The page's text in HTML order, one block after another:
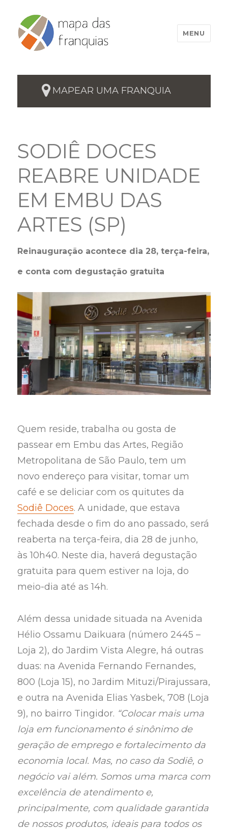
MENU
MAPEAR UMA FRANQUIA
SODIÊ DOCES
REABRE UNIDADE
EM EMBU DAS
ARTES (SP)
Reinauguração acontece dia 28, terça-feira,
e conta com degustação gratuita
Quem reside, trabalha ou gosta de
passear em Embu das Artes, Região
Metropolitana de São Paulo, tem um
novo endereço para visitar, tomar um
café e se deliciar com os quitutes da
Sodiê Doces. A unidade, que estava
fechada desde o fim do ano passado, será
reaberta na terça-feira, dia 28 de junho,
às 10h40. Neste dia, haverá degustação
gratuita para quem estiver na loja, do
meio-dia até as 14h.
Além dessa unidade situada na Avenida
Hélio Ossamu Daikuara (número 2445 –
Loja 2), do Jardim Vista Alegre, há outras
duas: na Avenida Fernando Fernandes,
800 (Loja 15), no Jardim Mituzi/Pirajussara,
e outra na Avenida Elias Yasbek, 708 (Loja
9), no bairro Tingidor. “Colocar mais uma
loja em funcionamento é sinônimo de
geração de emprego e fortalecimento da
economia local. Mas, no caso da Sodiê, o
negócio vai além. Somos uma marca com
excelência de atendimento e,
principalmente, com qualidade garantida
de nossos produtos, ideais para todos os